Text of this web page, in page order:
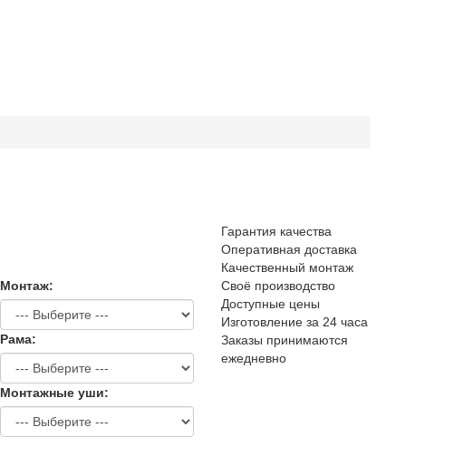
Монтаж:
Рама:
Монтажные уши:
Гарантия качества
Оперативная доставка
Качественный монтаж
Своё производство
Доступные цены
Изготовление за 24 часа
Заказы принимаются
ежедневно